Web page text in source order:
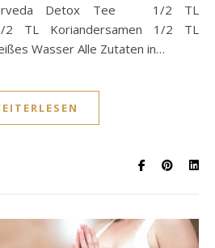
Detox Tee 1/2 TL
2 TL Koriandersamen 1/2 TL
Wasser Alle Zutaten in…